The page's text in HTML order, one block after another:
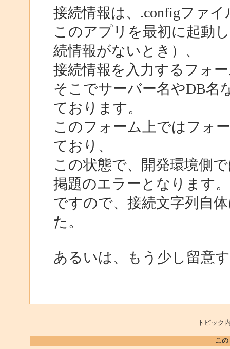
接続情報は、.configファ
このアプリを最初に起動
続情報がないとき）、
接続情報を入力するフォ
そこでサーバー名やDB名
ております。
このフォーム上ではフォ
ており、
この状態で、開発環境側
掲題のエラーとなります。
ですので、接続文字列自
た。
あるいは、もう少し留意
トピッ
こ